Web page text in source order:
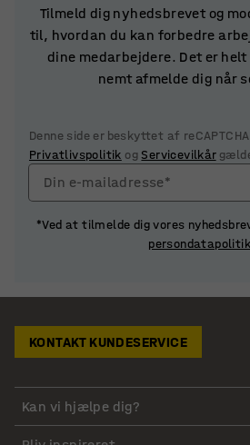
Tilmeld dig nyhedsbrevet og
til, hvordan du kan forbedre
dine medarbejdere. Det er
nemt afmelde dig når
Denne side er beskyttet af
Privatlivspolitik og Servicevilkår
Din e-mailadresse*
*Ved at tilmelde dig vores
persondatapolitik
KONTAKT KUNDESERVICE
Kan vi hjælpe dig?